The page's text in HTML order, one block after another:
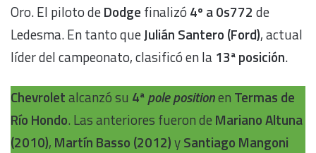
Oro. El piloto deDodge finalizó 4º a 0s772 de
Ledesma. En tanto queJulián Santero (Ford), actual
líder del campeonato, clasificó en la 13ª posición.
Chevroletalcanzó su 4ªpole positionen Termas de
Río Hondo. Las anteriores fueron de Mariano Altuna
(2010), Martín Basso (2012)ySantiago Mangoni